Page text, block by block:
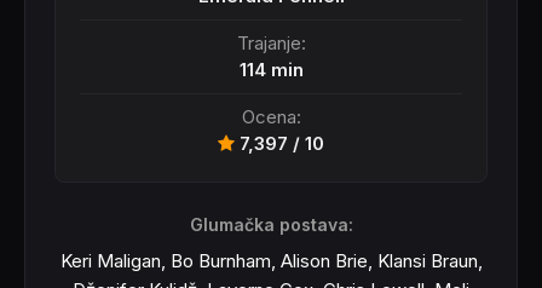
Trajanje:
114 min
Ocena:
7,397 / 10
Glumačka postava:
Keri Maligan, Bo Burnham, Alison Brie, Klansi Braun,